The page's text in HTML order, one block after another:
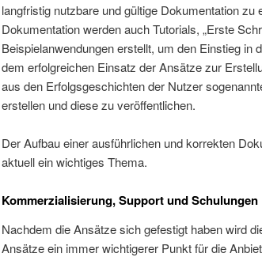
langfristig nutzbare und gültige Dokumentation zu
Dokumentation werden auch Tutorials, „Erste
Beispielanwendungen erstellt, um den Einstieg in
dem erfolgreichen Einsatz der Ansätze zur
aus den Erfolgsgeschichten der Nutzer
erstellen und diese zu veröffentlichen.
Der Aufbau einer ausführlichen und korrekten
aktuell ein wichtiges Thema.
Kommerzialisierung, Support und Schulungen
Nachdem die Ansätze sich gefestigt haben wird
Ansätze ein immer wichtigerer Punkt für die